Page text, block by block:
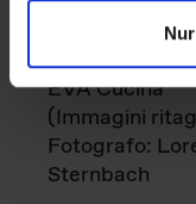
EVA Cucina
(Immagini
Fotografo:
Sternbach